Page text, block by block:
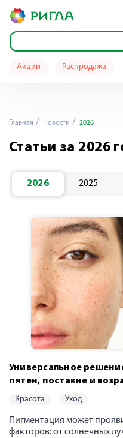
Акции Распродажа
Главная Новости 2026
Статьи за 2026
2026 2025
Универсальное
пятен, постакне и
красота уход
Пигментация может
факторов: от солнечных